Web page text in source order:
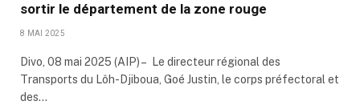
sortir le département de la zone rouge
8 MAI 2025
Divo, 08 mai 2025 (AIP) – Le directeur régional des
Transports du Lôh-Djiboua, Goé Justin, le corps préfectoral et
des…